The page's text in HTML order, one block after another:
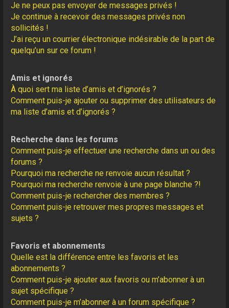
Je ne peux pas envoyer de messages privés !
Je continue à recevoir des messages privés non
sollicités !
J’ai reçu un courrier électronique indésirable de la part de
quelqu’un sur ce forum !
Amis et ignorés
À quoi sert ma liste d’amis et d’ignorés ?
Comment puis-je ajouter ou supprimer des utilisateurs de
ma liste d’amis et d’ignorés ?
Recherche dans les forums
Comment puis-je effectuer une recherche dans un ou des
forums ?
Pourquoi ma recherche ne renvoie aucun résultat ?
Pourquoi ma recherche renvoie à une page blanche ?!
Comment puis-je rechercher des membres ?
Comment puis-je retrouver mes propres messages et
sujets ?
Favoris et abonnements
Quelle est la différence entre les favoris et les
abonnements ?
Comment puis-je ajouter aux favoris ou m’abonner à un
sujet spécifique ?
Comment puis-je m’abonner à un forum spécifique ?